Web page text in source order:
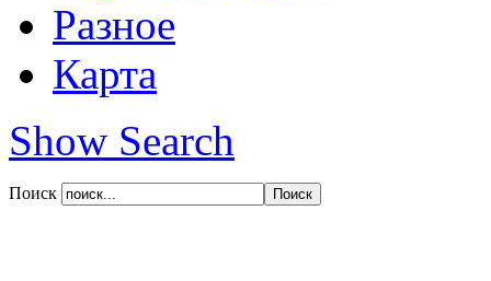
Разное
Карта
Show Search
Поиск